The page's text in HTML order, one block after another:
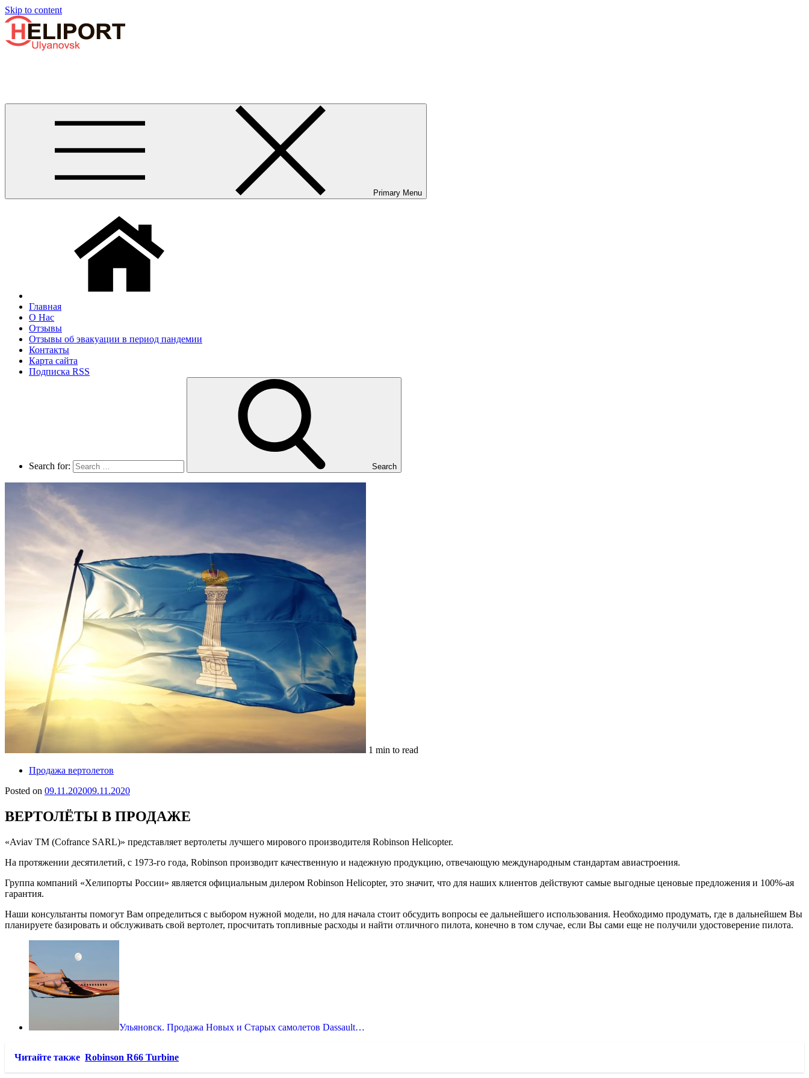
Skip to content
Primary Menu
Главная
О Нас
Отзывы
Отзывы об эвакуации в период пандемии
Контакты
Карта сайта
Подписка RSS
Search for: Search
1 min to read
Продажа вертолетов
Posted on 09.11.202009.11.2020
ВЕРТОЛЁТЫ В ПРОДАЖЕ
«Aviav TM (Cofrance SARL)» представляет вертолеты лучшего мирового производителя Robinson Helicopter.
На протяжении десятилетий, с 1973-го года, Robinson производит качественную и надежную продукцию, отвечающую международным стандартам авиастроения.
Группа компаний «Хелипорты России» является официальным дилером Robinson Helicopter, это значит, что для наших клиентов действуют самые выгодные ценовые предложения и 100%-ая
гарантия.
Наши консультанты помогут Вам определиться с выбором нужной модели, но для начала стоит обсудить вопросы ее дальнейшего использования. Необходимо продумать, где в дальнейшем Вы
планируете базировать и обслуживать свой вертолет, просчитать топливные расходы и найти отличного пилота, конечно в том случае, если Вы сами еще не получили удостоверение пилота.
Ульяновск. Продажа Новых и Старых самолетов Dassault…
Читайте также Robinson R66 Turbine